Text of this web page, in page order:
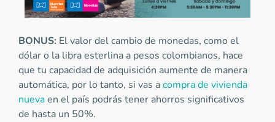
BONUS: El valor del cambio de monedas, como el
dólar o la libra esterlina a pesos colombianos, hace
que tu capacidad de adquisición aumente de manera
automática, por lo tanto, si vas acompra de vivienda
nuevaen el país podrás tener ahorros significativos
de hasta un 50%.